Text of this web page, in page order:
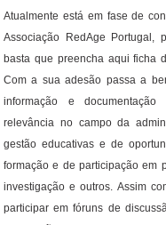
Atualmente está em fase de
Associação RedAge Portugal,
basta que preencha aqui ficha
Com a sua adesão passa a
informação e
relevância no campo da
gestão educativas e de
formação e de participação em
investigação e outros. Assim
participar em fóruns de